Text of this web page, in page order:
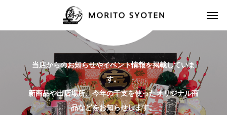
当店からのお知らせやイベント情報を掲載していま
す。
新商品や出店場所、今年の干支を使ったオリジナル商
品などをお知らせします。